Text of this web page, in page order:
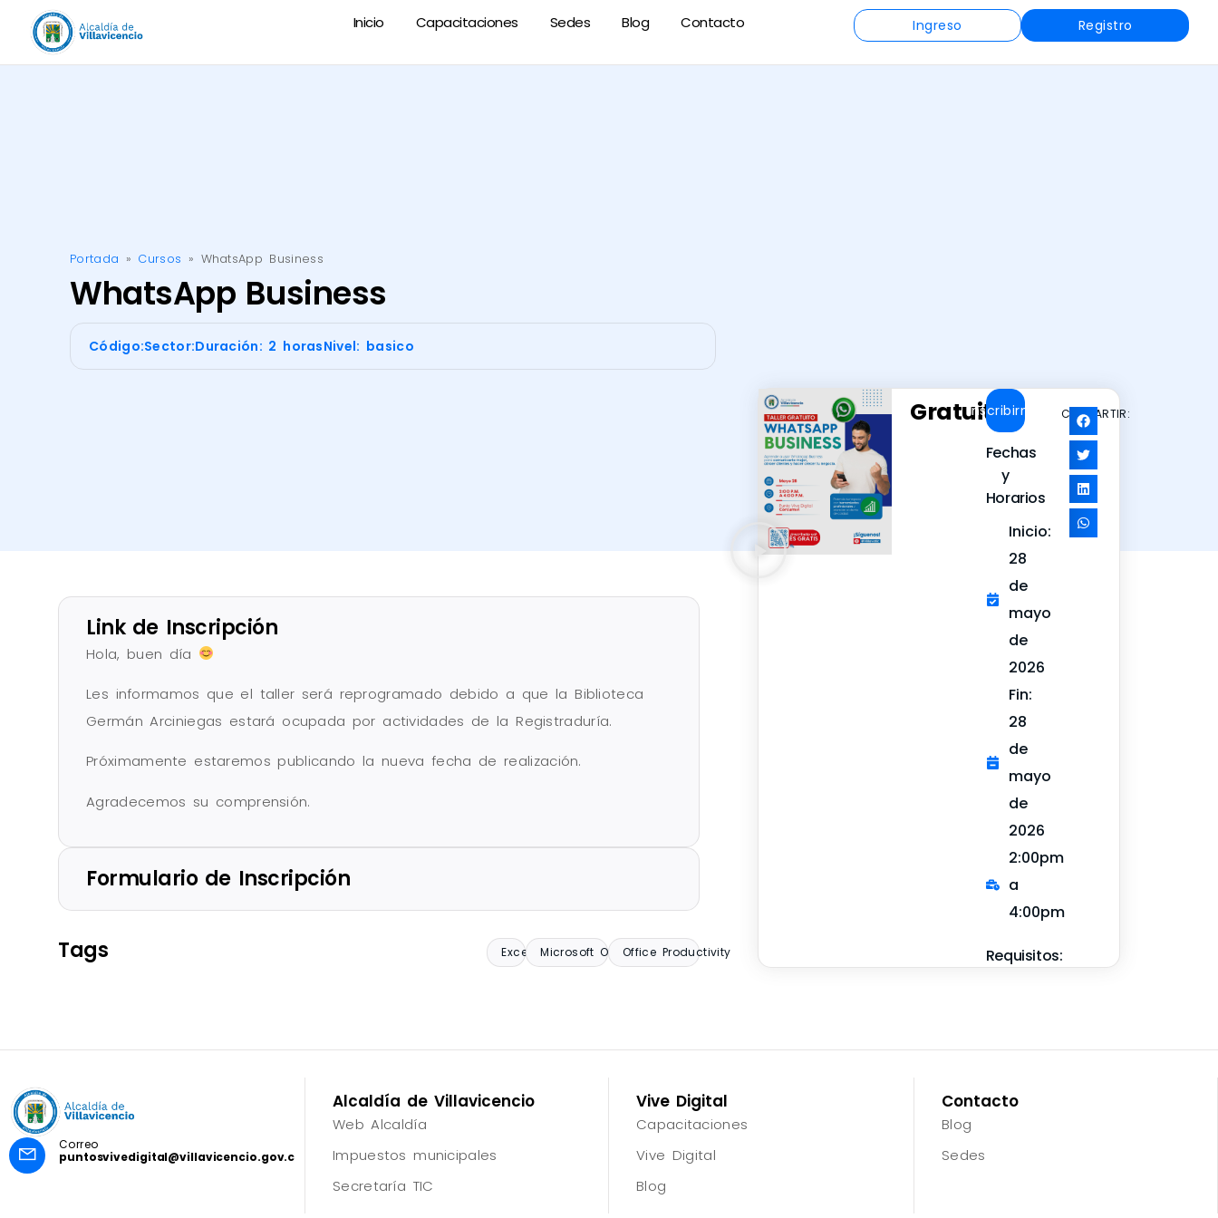
Inicio Capacitaciones Sedes Blog Contacto Ingreso Registro
Portada » Cursos » WhatsApp Business
WhatsApp Business
Código:Sector:Duración: 2 horasNivel: basico
Link de Inscripción
Hola, buen día
Les informamos que el taller será reprogramado debido a que la Biblioteca
Germán Arciniegas estará ocupada por actividades de la Registraduría.
Próximamente estaremos publicando la nueva fecha de realización.
Agradecemos su comprensión.
Formulario de Inscripción
Tags Excel Microsoft OfficeOffice Productivity
Gratuito
Inscribirme
Fechas
y
Horarios
Inicio:
28
de
mayo
de
2026
Fin:
28
de
mayo
de
2026
2:00pm
a
4:00pm
Requisitos:
COMPARTIR:
Correo
puntosvivedigital@villavicencio.gov.co
Alcaldía de Villavicencio
Web Alcaldía
Impuestos municipales
Secretaría TIC
Vive Digital
Capacitaciones
Vive Digital
Blog
Contacto
Blog
Sedes